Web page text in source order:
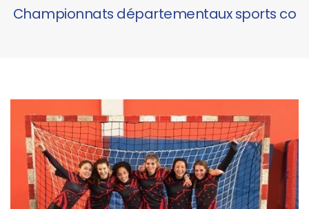
Championnats départementaux sports co